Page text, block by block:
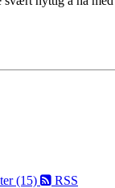
(15) RSS